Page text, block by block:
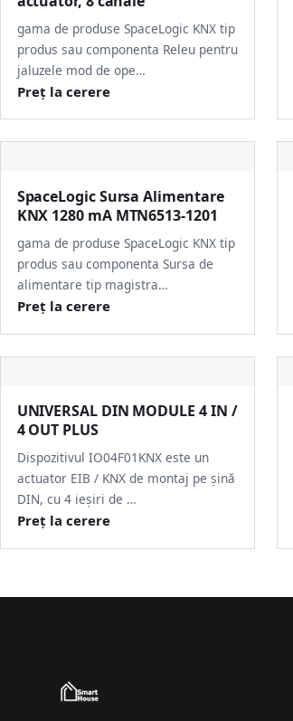
gama de produse SpaceLogic KNX tip
produs sau componenta Releu pentru
jaluzele mod de ope…
Preț la cerere
SpaceLogic Sursa Alimentare
KNX 1280 mA MTN6513-1201
gama de produse SpaceLogic KNX tip
produs sau componenta Sursa de
alimentare tip magistra…
Preț la cerere
UNIVERSAL DIN MODULE 4 IN /
4 OUT PLUS
Dispozitivul IO04F01KNX este un
actuator EIB / KNX de montaj pe șină
DIN, cu 4 ieșiri de …
Preț la cerere